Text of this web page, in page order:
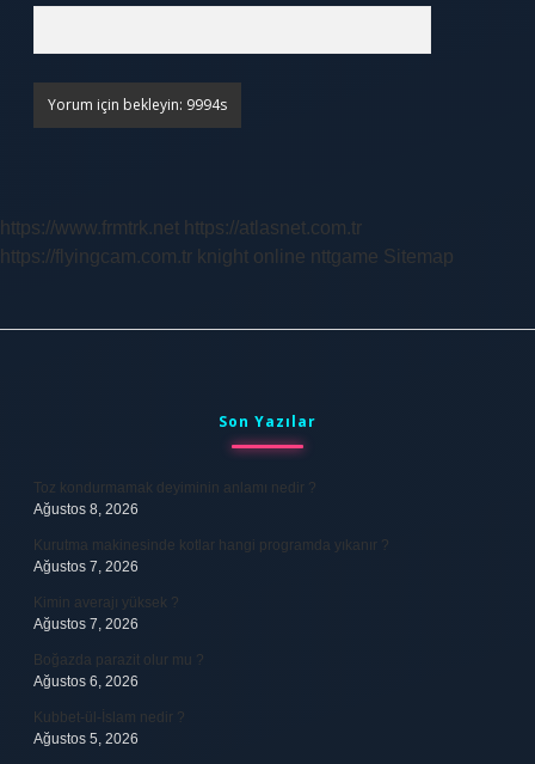
https://www.frmtrk.net https://atlasnet.com.tr
https://flyingcam.com.tr knight online nttgame Sitemap
Son Yazılar
Toz kondurmamak deyiminin anlamı nedir ?
Ağustos 8, 2026
Kurutma makinesinde kotlar hangi programda yıkanır ?
Ağustos 7, 2026
Kimin averajı yüksek ?
Ağustos 7, 2026
Boğazda parazit olur mu ?
Ağustos 6, 2026
Kubbet-ül-İslam nedir ?
Ağustos 5, 2026